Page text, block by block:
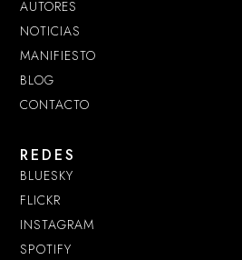
AUTORES
NOTICIAS
MANIFIESTO
BLOG
CONTACTO
REDES
BLUESKY
FLICKR
INSTAGRAM
SPOTIFY